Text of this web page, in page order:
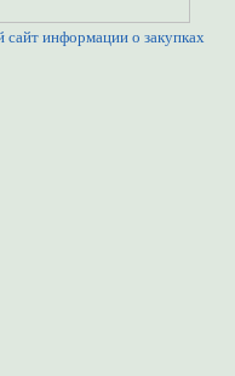
информации о закупках